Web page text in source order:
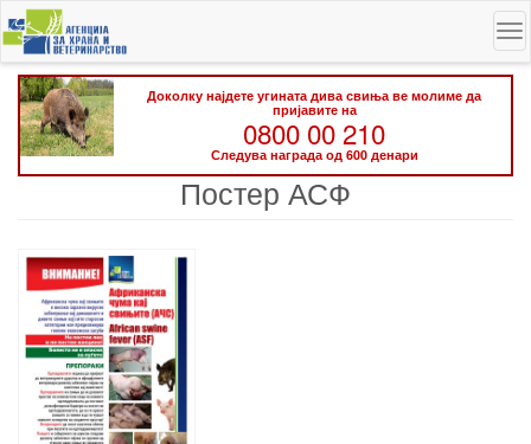
Skip
to
main
content
Доколку најдете угината дива свиња ве молиме да
пријавите на
0800 00 210
Следува награда од 600 денари
Постер АСФ